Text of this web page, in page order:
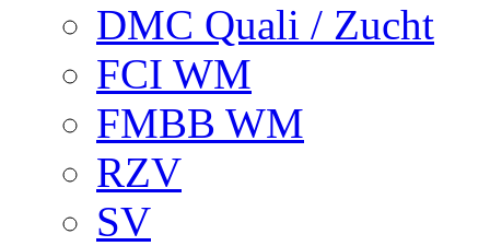
DMC Quali / Zucht
FCI WM
FMBB WM
RZV
SV